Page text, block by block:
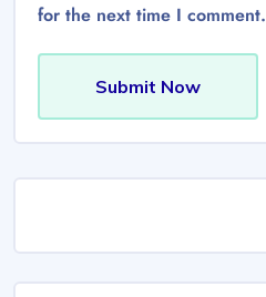
for the next time I comment.
Submit Now